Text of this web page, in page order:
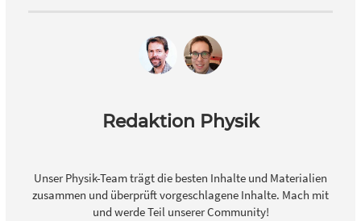
Redaktion Physik
Unser Physik-Team trägt die besten Inhalte und Materialien
zusammen und überprüft vorgeschlagene Inhalte. Mach mit
und werde Teil unserer Community!